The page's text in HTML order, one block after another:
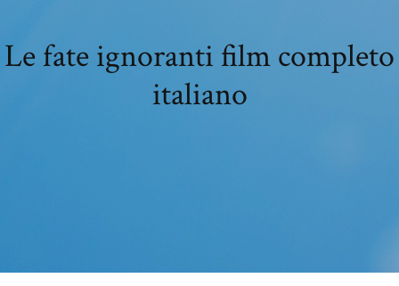
Le fate ignoranti film completo
italiano